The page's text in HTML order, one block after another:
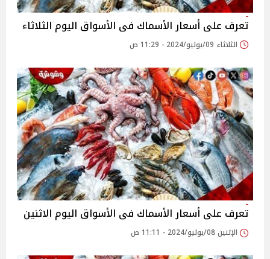
تعرف على أسعار الأسماك فى الأسواق اليوم الثلاثاء
الثلاثاء 09/يوليو/2024 - 11:29 ص
تعرف على أسعار الأسماك فى الأسواق اليوم الاثنين
الإثنين 08/يوليو/2024 - 11:11 ص